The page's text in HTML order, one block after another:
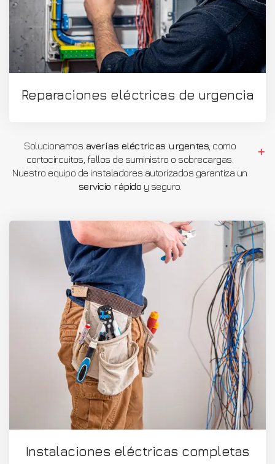
Reparaciones eléctricas de urgencia
Solucionamos averías eléctricas urgentes , como
cortocircuitos, fallos de suministro o sobrecargas.
Nuestro equipo de instaladores autorizados garantiza un
servicio rápido y seguro.
Instalaciones eléctricas completas